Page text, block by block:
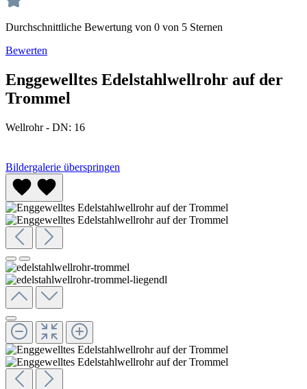
Durchschnittliche Bewertung von 0 von 5 Sternen
Bewerten
Enggewelltes Edelstahlwellrohr auf der
Trommel
Wellrohr - DN: 16
Bildergalerie überspringen